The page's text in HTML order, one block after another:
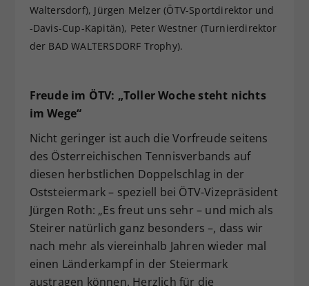
Waltersdorf), Jürgen Melzer (ÖTV-Sportdirektor und
-Davis-Cup-Kapitän), Peter Westner (Turnierdirektor
der BAD WALTERSDORF Trophy).
Freude im ÖTV: „Toller Woche steht nichts
im Wege“
Nicht geringer ist auch die Vorfreude seitens
des Österreichischen Tennisverbands auf
diesen herbstlichen Doppelschlag in der
Oststeiermark – speziell bei ÖTV-Vizepräsident
Jürgen Roth: „Es freut uns sehr – und mich als
Steirer natürlich ganz besonders –, dass wir
nach mehr als viereinhalb Jahren wieder mal
einen Länderkampf in der Steiermark
austragen können. Herzlich für die